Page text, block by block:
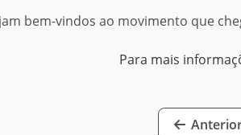
bem-vindos ao movimento que
Para mais